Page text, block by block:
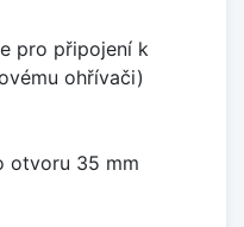
pro připojení k
ohřívači)
otvoru 35 mm